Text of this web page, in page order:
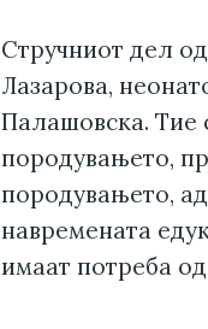
Стручниот дел
Лазарова,
Палашовска. Тие
породувањето,
породувањето,
навремената
имаат потреба